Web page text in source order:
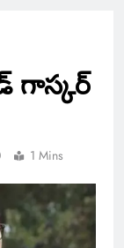
గాస్కర్
1 Mins